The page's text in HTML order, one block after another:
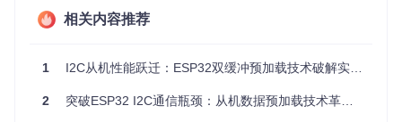
1. 预加载双缓冲区机制
离，通过接收缓冲区和发送缓冲区并行工作，实现数据的预加
传输，大幅降低响应时间。
相关内容推荐
1 I2C从机性能跃迁：ESP32双缓冲预加载技术破解实时通信瓶颈
2 突破ESP32 I2C通信瓶颈：从机数据预加载技术革新与实践指南